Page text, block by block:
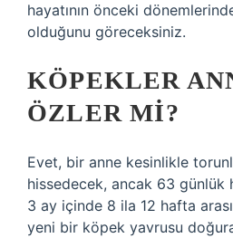
hayatının önceki
olduğunu göreceksiniz.
KÖPEKLER
ÖZLER MI?
Evet, bir anne kesinlikle
hissedecek, ancak 63 günlük
3 ay içinde 8 ila 12 hafta
yeni bir köpek yavrusu